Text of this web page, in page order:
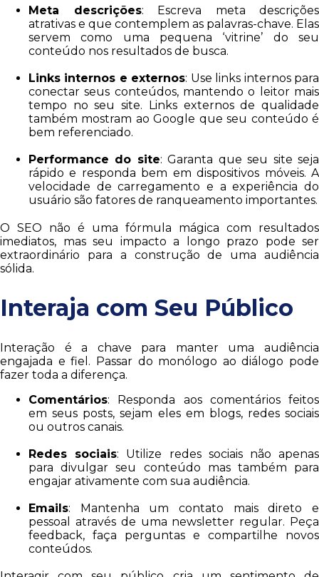
Meta descrições: Escreva meta descrições
atrativas e que contemplem as palavras-chave. Elas
servem como uma pequena ‘vitrine’ do seu
conteúdo nos resultados de busca.
Links internos e externos: Use links internos para
conectar seus conteúdos, mantendo o leitor mais
tempo no seu site. Links externos de qualidade
também mostram ao Google que seu conteúdo é
bem referenciado.
Performance do site: Garanta que seu site seja
rápido e responda bem em dispositivos móveis. A
velocidade de carregamento e a experiência do
usuário são fatores de ranqueamento importantes.
O SEO não é uma fórmula mágica com resultados
imediatos, mas seu impacto a longo prazo pode ser
extraordinário para a construção de uma audiência
sólida.
Interaja com Seu Público
Interação é a chave para manter uma audiência
engajada e fiel. Passar do monólogo ao diálogo pode
fazer toda a diferença.
Comentários: Responda aos comentários feitos
em seus posts, sejam eles em blogs, redes sociais
ou outros canais.
Redes sociais: Utilize redes sociais não apenas
para divulgar seu conteúdo mas também para
engajar ativamente com sua audiência.
Emails: Mantenha um contato mais direto e
pessoal através de uma newsletter regular. Peça
feedback, faça perguntas e compartilhe novos
conteúdos.